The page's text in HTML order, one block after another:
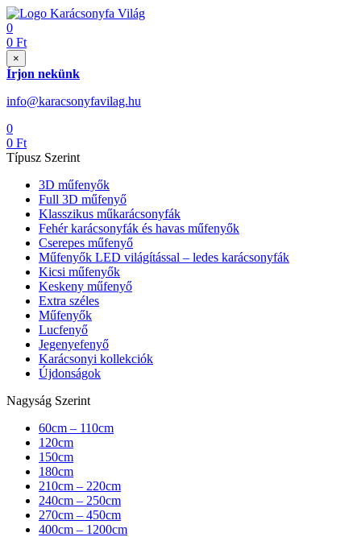
0
0 Ft
×
Írjon nekünk
info@karacsonyfavilag.hu
0
0 Ft
Típusz Szerint
3D műfenyők
Full 3D műfenyő
Klasszikus műkarácsonyfák
Fehér karácsonyfák és havas műfenyők
Cserepes műfenyő
Műfenyők LED világítással – ledes karácsonyfák
Kicsi műfenyők
Keskeny műfenyő
Extra széles
Műfenyők
Lucfenyő
Jegenyefenyő
Karácsonyi kollekciók
Újdonságok
Nagyság Szerint
60cm – 110cm
120cm
150cm
180cm
210cm – 220cm
240cm – 250cm
270cm – 450cm
400cm – 1200cm